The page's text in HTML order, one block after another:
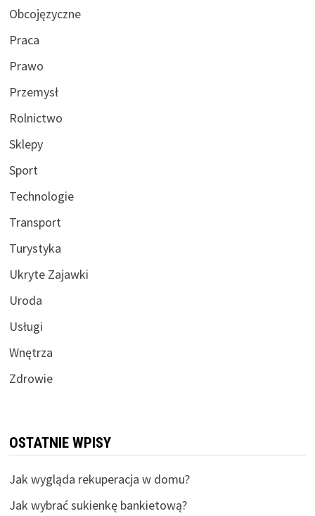
Obcojęzyczne
Praca
Prawo
Przemysł
Rolnictwo
Sklepy
Sport
Technologie
Transport
Turystyka
Ukryte Zajawki
Uroda
Usługi
Wnętrza
Zdrowie
OSTATNIE WPISY
Jak wygląda rekuperacja w domu?
Jak wybrać sukienkę bankietową?